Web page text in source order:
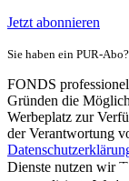
Jetzt abonnieren
Sie haben ein PUR-Abo?
FONDS
Gründen die
Werbeplatz zur
der Verantwortung
Dienste nutzen wir